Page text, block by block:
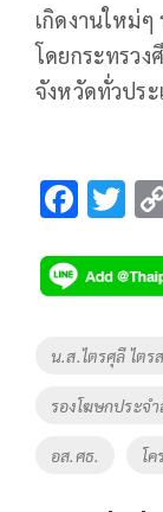
เกิดงานใหม่ๆ
โดยกระทรวง
จังหวัดทั่วประ
F
e
b
o
o
k
T
tt
er
Tags
น.ส.ไตรศุลี ไต
รองโฆษกประจ
อส.ศธ. โ